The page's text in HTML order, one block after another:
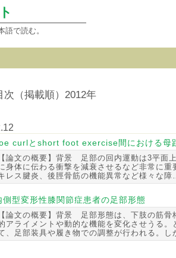
で読む。
次（掲載順）2012年
curlとshort foot exercise間における母
【論文の概要】背景 足部の回内運動は3平面
身体に伝わる衝撃を減衰させるなど非常に
レス腱炎、後脛骨筋の機能異常など様々な
側型変形性膝関節症患者の足部形態
【論文の概要】背景 足部形態は、下肢の筋
アライメントや動的な機能を変化させうる
、足部装具や履き物での調整が行われる。